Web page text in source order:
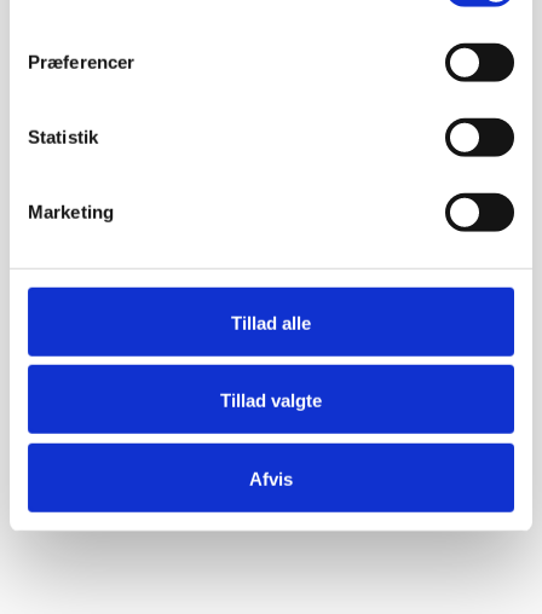
Præferencer
Statistik
Marketing
Tillad alle
Tillad valgte
Afvis